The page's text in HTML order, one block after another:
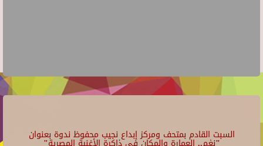
السبت القادم بمتحف ومركز إبداع نجيب محفوظ ندوة بعنوان